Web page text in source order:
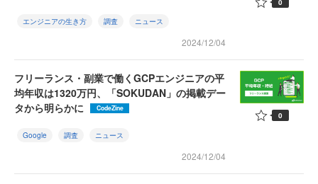
エンジニアの生き方 調査 ニュース
2024/12/04
フリーランス・副業で働くGCPエンジニアの平
均年収は1320万円、「SOKUDAN」の掲載デー
タから明らかに
CodeZine
Google 調査 ニュース
2024/12/04
0